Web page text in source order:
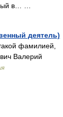
в… …
деятель)
фамилией,
Валерий